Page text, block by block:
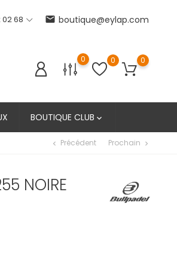
02 68 email boutique@eylap.com
0 0 0
BOUTIQUE CLUB 
chevron_left Précédent Prochain chevron_right
NOIRE